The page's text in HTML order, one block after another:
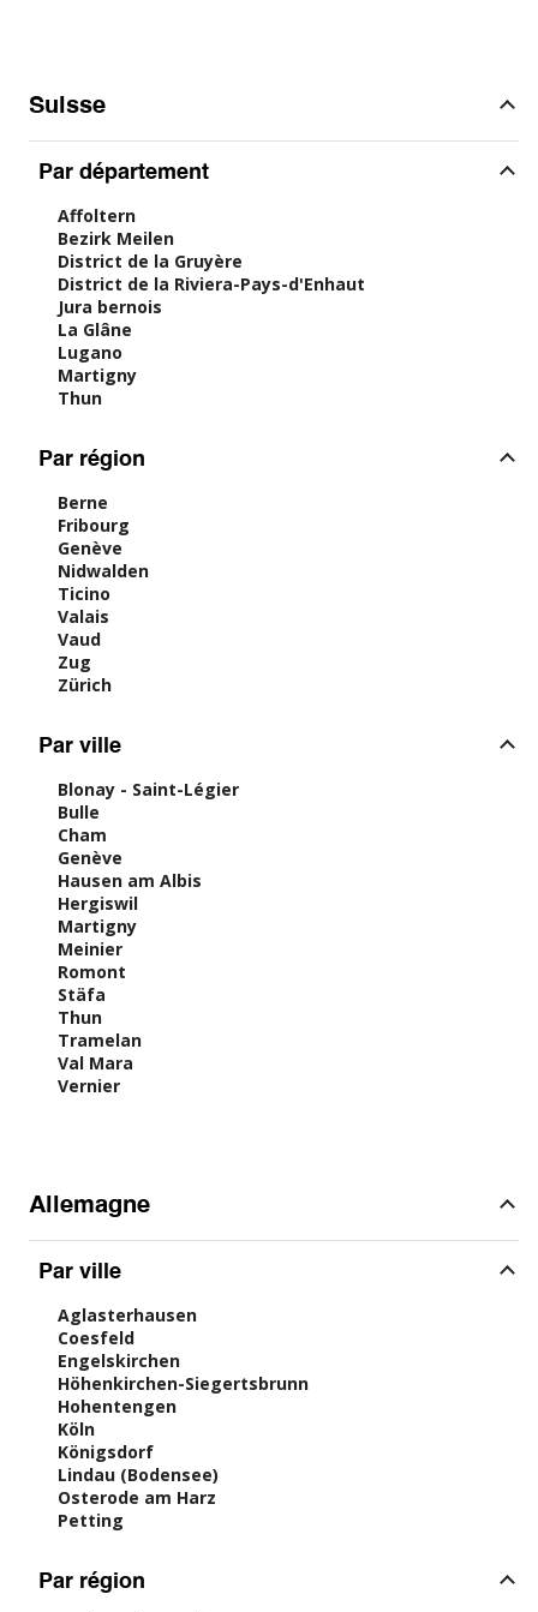
Suisse
Par département
Affoltern
Bezirk Meilen
District de la Gruyère
District de la Riviera-Pays-d'Enhaut
Jura bernois
La Glâne
Lugano
Martigny
Thun
Par région
Berne
Fribourg
Genève
Nidwalden
Ticino
Valais
Vaud
Zug
Zürich
Par ville
Blonay - Saint-Légier
Bulle
Cham
Genève
Hausen am Albis
Hergiswil
Martigny
Meinier
Romont
Stäfa
Thun
Tramelan
Val Mara
Vernier
Allemagne
Par ville
Aglasterhausen
Coesfeld
Engelskirchen
Höhenkirchen-Siegertsbrunn
Hohentengen
Köln
Königsdorf
Lindau (Bodensee)
Osterode am Harz
Petting
Par région